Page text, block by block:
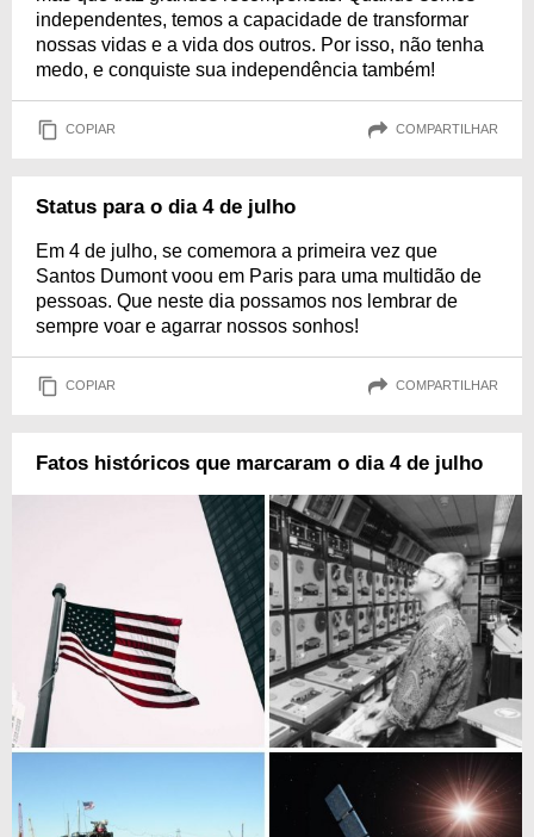
independentes, temos a capacidade de transformar
nossas vidas e a vida dos outros. Por isso, não tenha
medo, e conquiste sua independência também!
COPIAR COMPARTILHAR
Status para o dia 4 de julho
Em 4 de julho, se comemora a primeira vez que
Santos Dumont voou em Paris para uma multidão de
pessoas. Que neste dia possamos nos lembrar de
sempre voar e agarrar nossos sonhos!
COPIAR COMPARTILHAR
Fatos históricos que marcaram o dia 4 de julho